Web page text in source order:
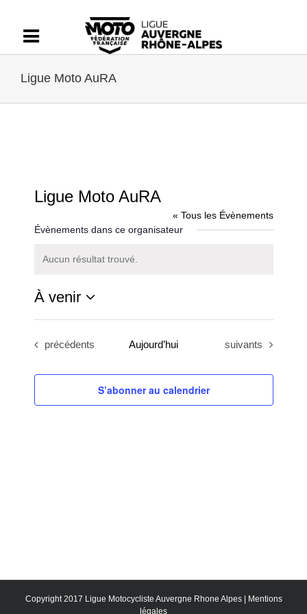
contenu
Ligue Moto AuRA
Ligue Moto AuRA
« Tous les Évènements
Évènements dans ce organisateur
Notice
Aucun résultat trouvé.
À venir
Sélectionnez
uneÉvènements
précédents Aujourd’hui Évènements
suivants
S’abonner au calendrier
Copyright 2017 Ligue Motocycliste Auvergne Rhone Alpes |
Mentions
légales